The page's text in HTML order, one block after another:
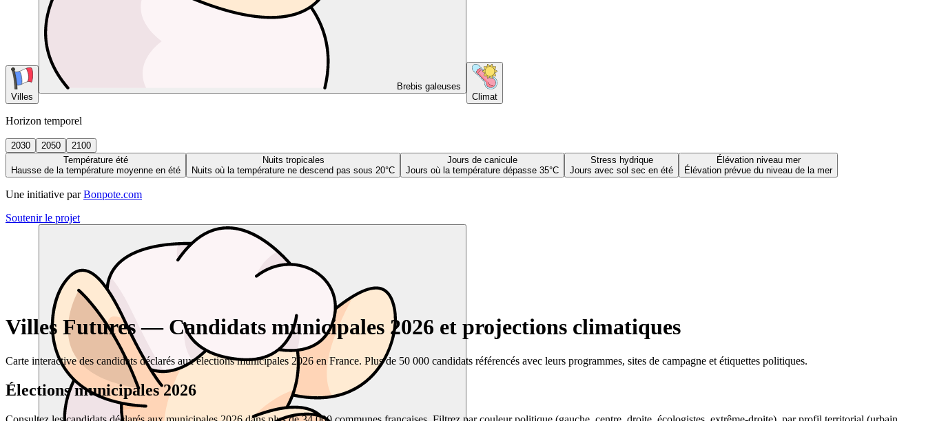
Villes
Brebis galeuses
Climat
Horizon temporel
2030 2050
2100
Température été
Hausse de la température moyenne en été
Nuits tropicales
Nuits où la température ne descend pas sous 20°C
Jours de canicule
Jours où la température dépasse 35°C
Stress hydrique
Jours avec sol sec en été
Élévation niveau mer
Élévation prévue du niveau de la mer
Une initiative par Bonpote.com
Soutenir le projet
Villes Futures — Candidats municipales 2026 et projections climatiques
Carte interactive des candidats déclarés aux élections municipales 2026 en France. Plus de 50 000 candidats référencés avec leurs programmes, sites de campagne et étiquettes politiques.
Élections municipales 2026